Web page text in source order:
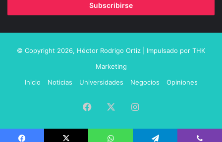
© Copyright 2026, Héctor Rodrigo Ortiz | Impulsado por THK
Marketing
Inicio
Noticias Universidades Negocios Opiniones
Facebook Instagram